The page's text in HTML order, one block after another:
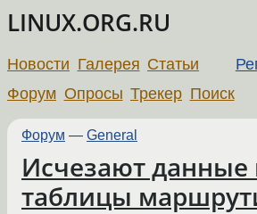
LINUX.ORG.RU
Новости Галерея Статьи
Форум Опросы Трекер Поиск
Форум — General
Исчезают данные
таблицы